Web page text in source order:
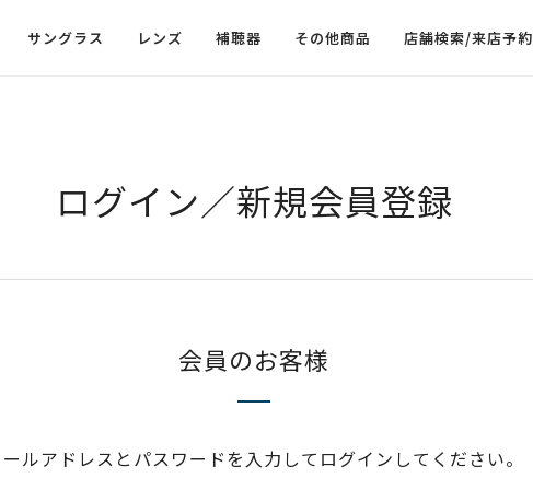
サングラス レンズ 補聴器 その他商品 店舗検索/来店予約
ログイン／新規会員登録
会員のお客様
ルアドレスとパスワードを入力してログインしてください。